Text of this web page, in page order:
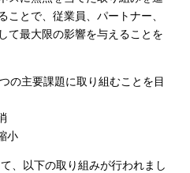
とで、従業員、パートナー、
て最大限の影響を与えることを
つの主要課題に取り組むことを目
小
、以下の取り組みが行われまし